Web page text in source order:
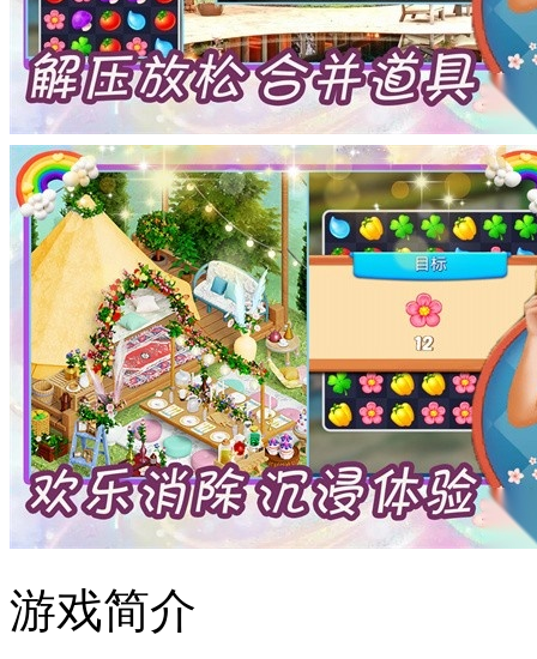
游戏简介